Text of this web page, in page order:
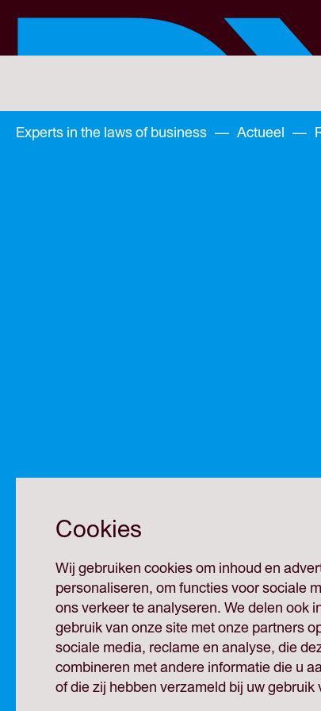
here:
You
Experts in the laws of business — Actueel —
Cookies
Wij gebruiken cookies om inhoud en
personaliseren, om functies voor sociale
ons verkeer te analyseren. We delen ook
gebruik van onze site met onze partners
sociale media, reclame en analyse, die
combineren met andere informatie die u
of die zij hebben verzameld bij uw gebruik